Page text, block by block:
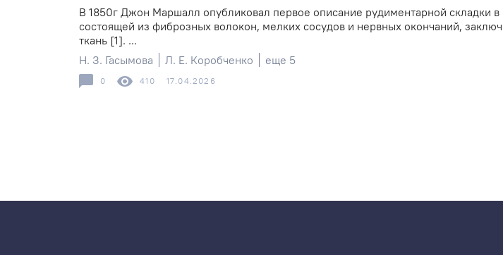
В 1850г Джон Маршалл опубликовал первое описание рудиментарной складки в
состоящей из фиброзных волокон, мелких сосудов и нервных окончаний,
ткань [1]. ...
Н. З. Гасымова
Л. Е. Коробченко еще 5
0 410 17.04.2026